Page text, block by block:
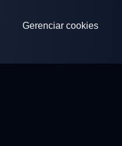
Gerenciar cookies